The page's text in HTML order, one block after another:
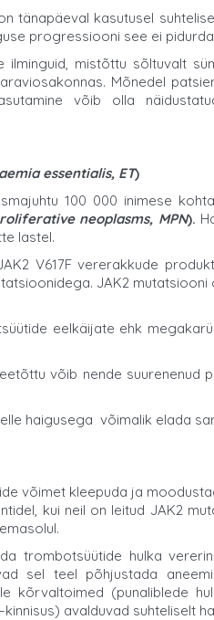
tänapäeval kasutusel
progressiooni see ei
mistõttu sõltuvalt
Mõnedel
võib olla
essentialis, ET)
100 000 inimese
neoplasms, MPN).
lastel.
V617F vererakkude
JAK2
eelkäijate ehk
võib nende
haigusega võimalik elada
võimet kleepuda ja
kui neil on leitud JAK2
trombotsüütide hulka
sel teel põhjustada
kõrvaltoimed (punaliblede
avalduvad suhteliselt